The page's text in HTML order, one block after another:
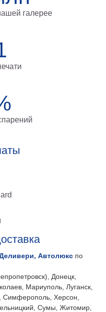
галерее
Автолюкс по
Донецк,
Мариуполь, Луганск,
Симферополь, Херсон,
Сумы, Житомир,